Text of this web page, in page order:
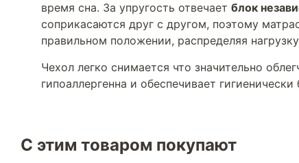
время сна. За упругость отвечает блок
соприкасаются друг с другом, поэтому
правильном положении, распределяя
Чехол легко снимается что значительно
гипоаллергенна и обеспечивает
С этим товаром покупают